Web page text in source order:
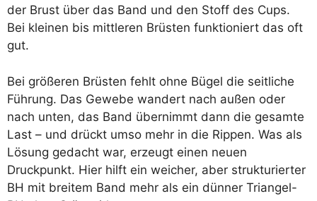
der Brust über das Band und den Stoff des Cups.
Bei kleinen bis mittleren Brüsten funktioniert das oft
gut.
Bei größeren Brüsten fehlt ohne Bügel die seitliche
Führung. Das Gewebe wandert nach außen oder
nach unten, das Band übernimmt dann die gesamte
Last – und drückt umso mehr in die Rippen. Was als
Lösung gedacht war, erzeugt einen neuen
Druckpunkt. Hier hilft ein weicher, aber strukturierter
BH mit breitem Band mehr als ein dünner Triangel-